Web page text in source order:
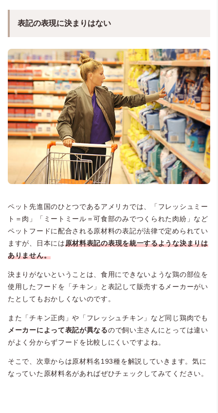
表記の表現に決まりはない
ペット先進国のひとつであるアメリカでは、「フレッシュミー
ト＝肉」「ミートミール＝可食部のみでつくられた肉紛」など
ペットフードに配合される原材料の表記が法律で定められてい
ますが、日本には原材料表記の表現を統一するような決まりは
ありません。
決まりがないということは、食用にできないような鶏の部位を
使用したフードを「チキン」と表記して販売するメーカーがい
たとしてもおかしくないのです。
また「チキン正肉」や「フレッシュチキン」など同じ鶏肉でも
メーカーによって表記が異なるので飼い主さんにとっては違い
がよく分からずフードを比較しにくいですよね。
そこで、次章からは原材料名193種を解説していきます。気に
なっていた原材料名があればぜひチェックしてみてください。